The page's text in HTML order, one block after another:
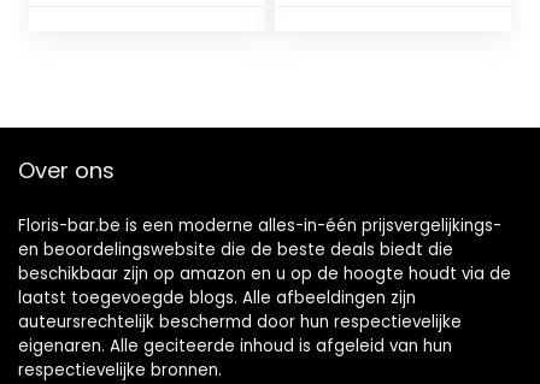
Cadeau Geschikt
Echtgenoot,
Over ons
Floris-bar.be is een moderne alles-in-één prijsvergelijkings-
en beoordelingswebsite die de beste deals biedt die
beschikbaar zijn op amazon en u op de hoogte houdt via de
laatst toegevoegde blogs. Alle afbeeldingen zijn
auteursrechtelijk beschermd door hun respectievelijke
eigenaren. Alle geciteerde inhoud is afgeleid van hun
respectievelijke bronnen.